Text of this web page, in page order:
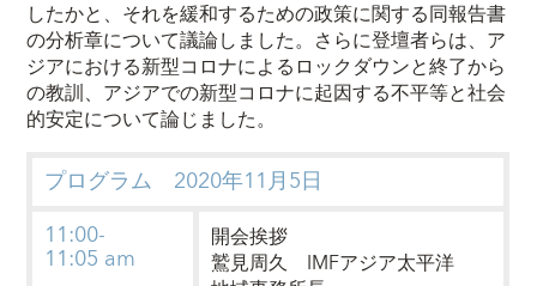
したかと、それを緩和するための政策に関する同報告書
の分析章について議論しました。さらに登壇者らは、ア
ジアにおける新型コロナによるロックダウンと終了から
の教訓、アジアでの新型コロナに起因する不平等と社会
的安定について論じました。
プログラム 2020年11月5日
11:00-
11:05 am
開会挨拶
鷲見周久 IMFアジア太平洋